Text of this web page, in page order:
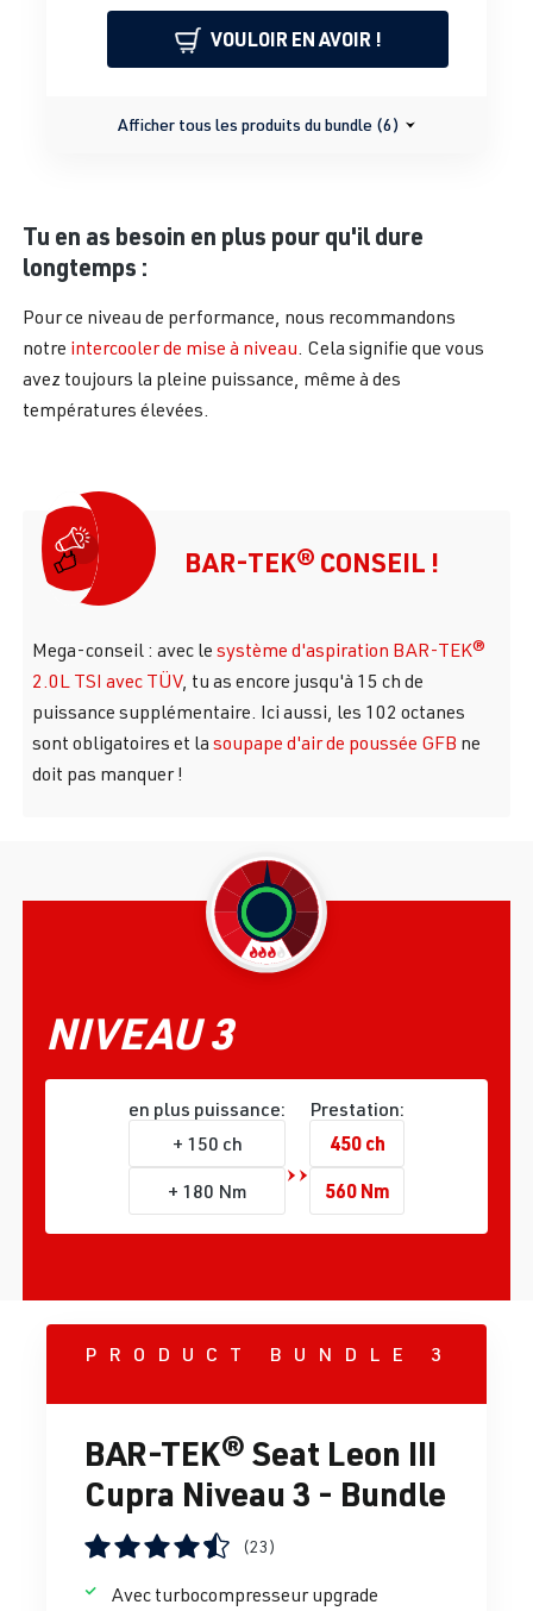
VOULOIR EN AVOIR !
Afficher tous les produits du bundle (6)
Tu en as besoin en plus pour qu'il dure
longtemps :
Pour ce niveau de performance, nous recommandons
notre intercooler de mise à niveau . Cela signifie que vous
avez toujours la pleine puissance, même à des
températures élevées.
BAR-TEK® CONSEIL !
Mega-conseil : avec le système d'aspiration BAR-TEK®
2.0L TSI avec TÜV, tu as encore jusqu'à 15 ch de
puissance supplémentaire. Ici aussi, les 102 octanes
sont obligatoires et la soupape d'air de poussée GFB ne
doit pas manquer !
NIVEAU 3
en plus puissance:
+ 150 ch
+ 180 Nm
Prestation:
450 ch
560 Nm
PRODUCT BUNDLE 3
BAR-TEK® Seat Leon III
Cupra Niveau 3 - Bundle
(23)
Avec turbocompresseur upgrade